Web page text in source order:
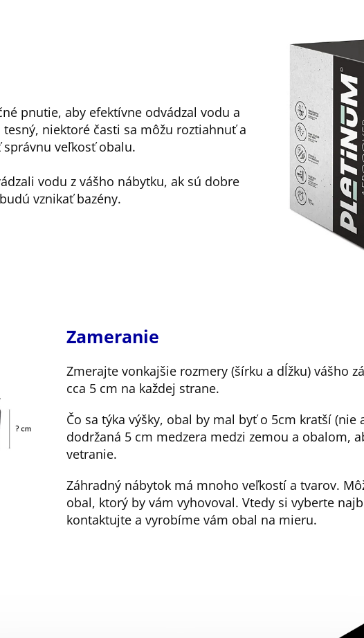
pnutie, aby efektívne odvádzal vodu a
niektoré časti sa môžu roztiahnuť a
veľkosť obalu.
vodu z vášho nábytku, ak sú dobre
vznikať bazény.
Zameranie
Zmerajte vonkajšie rozmery (šírku a dĺžku) vášho
cca 5 cm na každej strane.
Čo sa týka výšky, obal by mal byť o 5cm kratší (nie
dodržaná 5 cm medzera medzi zemou a obalom,
vetranie.
Záhradný nábytok má mnoho veľkostí a tvarov.
obal, ktorý by vám vyhovoval. Vtedy si vyberte
kontaktujte a vyrobíme vám obal na mieru.